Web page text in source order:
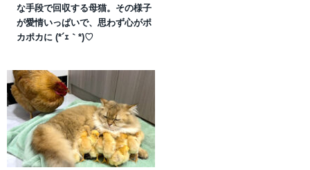
な手段で回収する母猫。その様子
が愛情いっぱいで、思わず心がポ
カポカに (*´ｪ｀*)♡